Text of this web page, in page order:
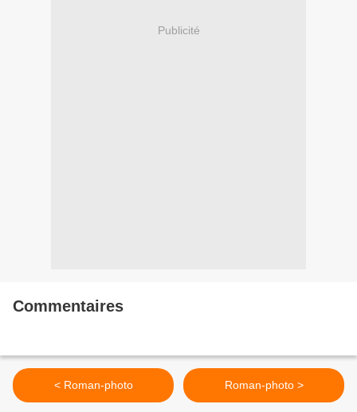
Publicité
Commentaires
< Roman-photo Roman-photo >